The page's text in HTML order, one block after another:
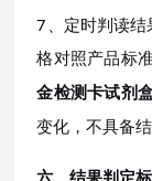
7、定时判读
格对照产品标
金检测卡试剂
变化，不具备
六、结果判定